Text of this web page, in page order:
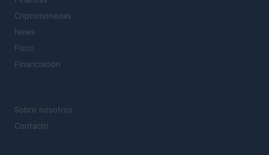
Criptomonedas
News
Fisco
Financiación
Sobre nosotros
Contacto